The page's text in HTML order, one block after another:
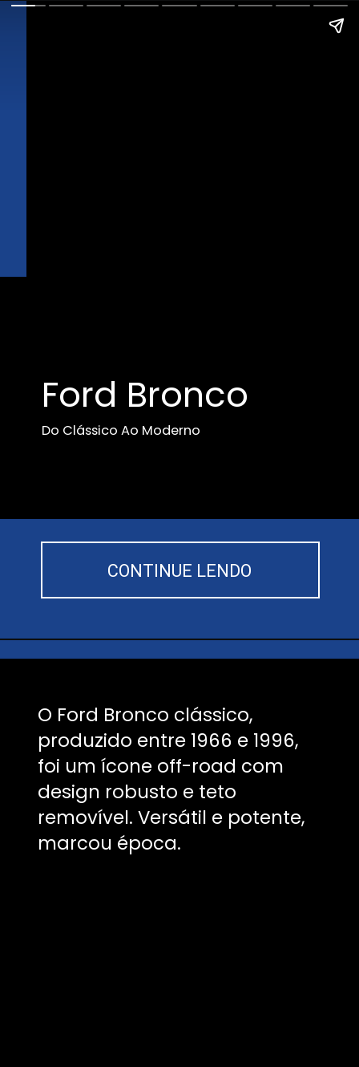
Ford Bronco
Do Clássico Ao Moderno
CONTINUE LENDO
O Ford Bronco clássico,
produzido entre 1966 e 1996,
foi um ícone off-road com
design robusto e teto
removível. Versátil e potente,
marcou época.